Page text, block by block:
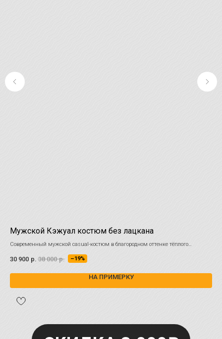
Мужской Кэжуал костюм без лацкана
Современный мужской casual-костюм в благородном оттенке тёплого
30 900 р. 38 000 р. –19%
НА ПРИМЕРКУ